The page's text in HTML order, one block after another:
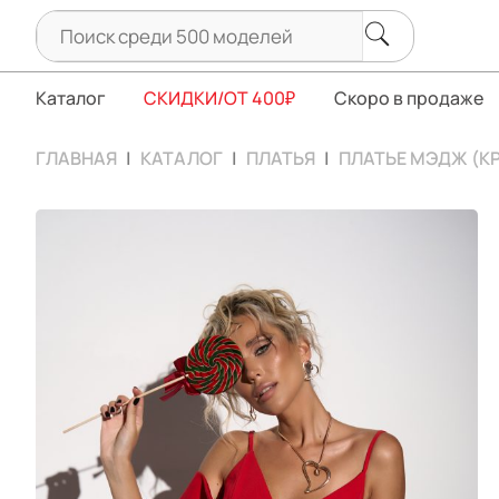
Каталог СКИДКИ/ОТ 400₽ Скоро в продаже
ГЛАВНАЯ КАТАЛОГ ПЛАТЬЯ ПЛАТЬЕ МЭДЖ